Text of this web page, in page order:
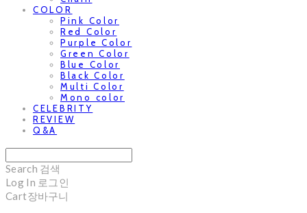
COLOR
Pink Color
Red Color
Purple Color
Green Color
Blue Color
Black Color
Multi Color
Mono color
CELEBRITY
REVIEW
Q&A
Search 검색
Log In 로그인
Cart장바구니